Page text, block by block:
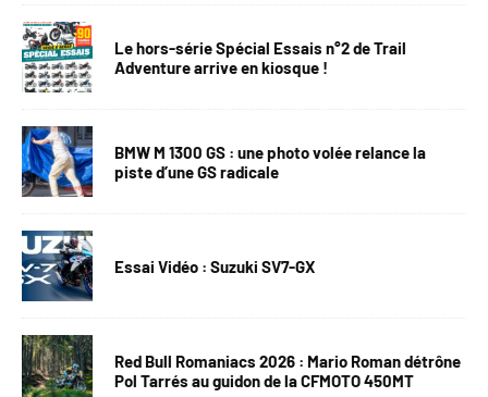
Le hors-série Spécial Essais n°2 de Trail
Adventure arrive en kiosque !
BMW M 1300 GS : une photo volée relance la
piste d’une GS radicale
Essai Vidéo : Suzuki SV7-GX
Red Bull Romaniacs 2026 : Mario Roman détrône
Pol Tarrés au guidon de la CFMOTO 450MT